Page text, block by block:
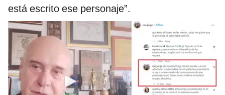
está escrito ese personaje”.